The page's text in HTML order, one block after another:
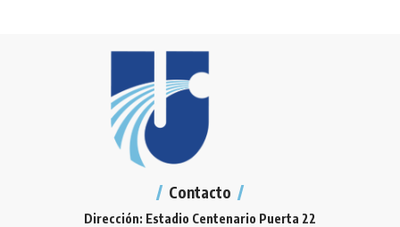
Contacto
Dirección: Estadio Centenario Puerta 22